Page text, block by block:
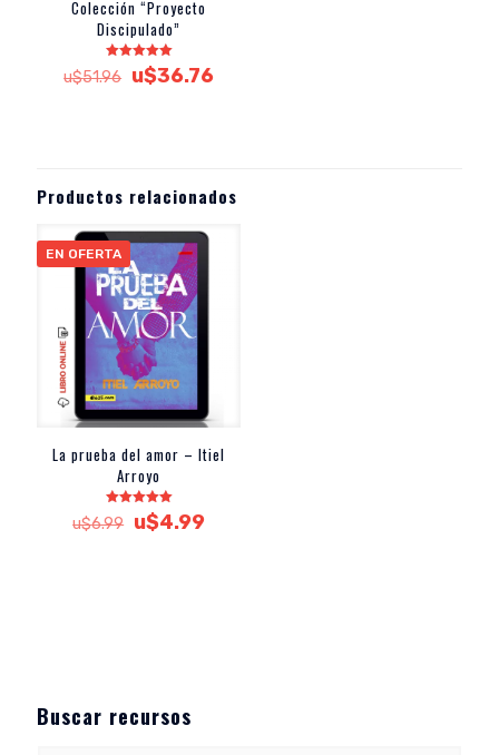
Colección “Proyecto
Discipulado”
Valorado
con
u$51.96 El
u$36.76El
Productos relacionados
EN OFERTA
La prueba del amor – Itiel
Arroyo
Valorado
con
u$6.99 El
u$4.99El
Buscar recursos